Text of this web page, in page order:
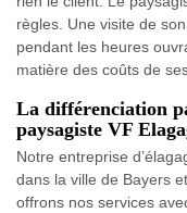
règles. Une visite de
pendant les heures
matière des coûts de
La différenciation
paysagiste VF
Notre entreprise
dans la ville de Bayers
offrons nos services